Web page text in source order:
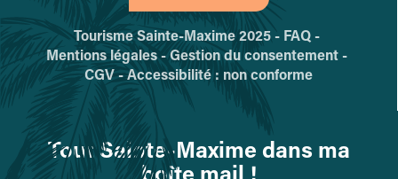
Tourisme Sainte-Maxime 2025 - FAQ -
Mentions légales -Gestion du consentement -
CGV -Accessibilité : non conforme
Tout Sainte-Maxime dans ma